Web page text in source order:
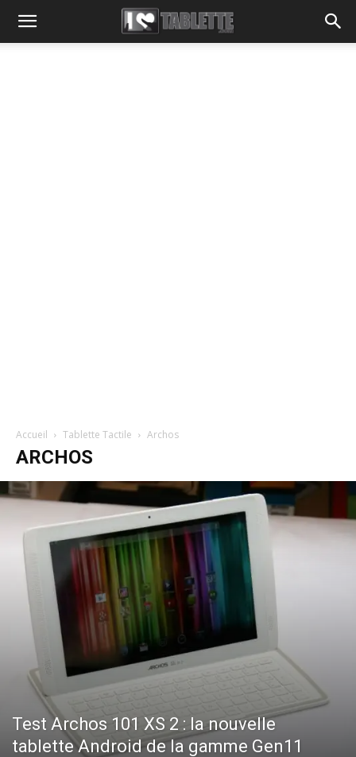
Accueil Tablette Tactile Archos
ARCHOS
Test Archos 101 XS 2 : la nouvelle
tablette Android de la gamme Gen11